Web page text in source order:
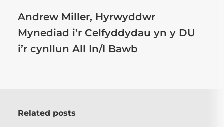
Andrew Miller, Hyrwyddwr
Mynediad i’r Celfyddydau yn y DU
i’r cynllun All In/I Bawb
Related posts